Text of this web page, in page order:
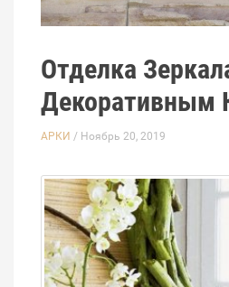
Отделка
Декоративным
АРКИ / Ноябрь 20, 2019